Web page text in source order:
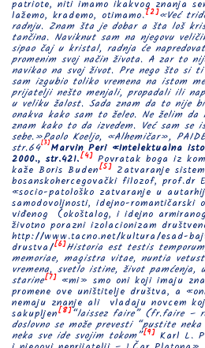
patriote, niti imamo ikakvog znanja
lažemo, krademo, otimamo.[2]«Već
radnju. Znam šta je dobar a šta loš
tančina. Naviknut sam na njegovu
sipao čaj u kristal, radnja će
promenim svoj način života. A zar to
navikao na svoj život. Pre nego što si
sam izgubio toliko vremena na istom
prijatelji nešto menjali, propadali ili
u veliku žalost. Sada znam da to nije
onakva kako sam to želeo. Ne želim
znam kako to da izvedem. Već sam se
sebe.»Paolo Koeljo, «Alhemičar»,
str.64[3]Marvin Peri «Intelektualna
2000., str.421.[4] Povratak boga iz
kaže Boris Buden[5] Zatvaranje
bosanskohercegovački filozof, prof.dr
«socio-patološko zatvaranje u
samodovoljnosti, idejno-romantičarski
viđenog (okoštalog, i idejno
životno porazni izolacionizam
http://www.tacno.net/kultura/esad-
drustva/[6]Historia est testis
memoriae, magistra vitae, nuntia
vremena, svetlo istine, život pamćenja,
starine[7] «mi» smo oni koji imaju
promene ove uništitelje društva, a
nemaju znanje ali vladaju novcem
sakupljen[8]“laissez faire” (fr.faire –
doslovno se može prevesti “pustite
neka sve ide svojim tokom”[9] Karl L.